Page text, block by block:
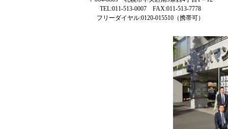
TEL:011-513-0007 FAX:011-513-7778
フリーダイヤル:0120-015510（携帯可）